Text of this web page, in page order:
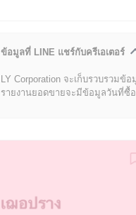
ข้อมูลที่ LINE แชร์กับครีเอเตอร์
LY Corporation จะเก็บรวบรวมข้
รายงานยอดขายจะมีข้อมูลวันที่ซื้